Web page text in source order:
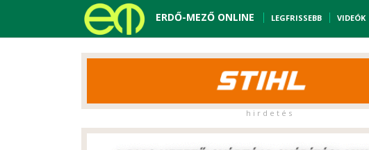
ERDŐ-MEZŐ ONLINE LEGFRISSEBB VIDEÓK
h i r d e t é s